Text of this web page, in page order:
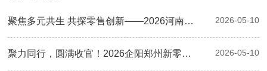
聚焦多元共生 共探零售创新——2026河南零售创新大会暨第二届郑州自有品牌供应链大会圆满落幕 2026-05-10
聚力同行，圆满收官！2026企阳郑州新零售与自有品牌展现场精彩回顾 2026-05-10